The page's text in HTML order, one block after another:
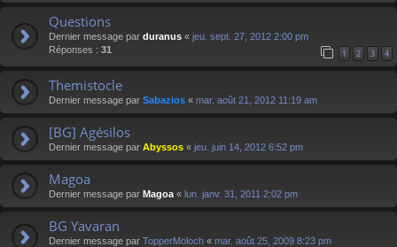
Questions
Dernier message par duranus « jeu. sept. 27, 2012 2:00 pm
Réponses : 31 1 2 3 4
Themistocle
Dernier message par Sabazios « mar. août 21, 2012 11:19 am
[BG] Agésilos
Dernier message par Abyssos « jeu. juin 14, 2012 6:52 pm
Magoa
Dernier message par Magoa « lun. janv. 31, 2011 2:02 pm
BG Yavaran
Dernier message par TopperMoloch « mar. août 25, 2009 8:23 pm